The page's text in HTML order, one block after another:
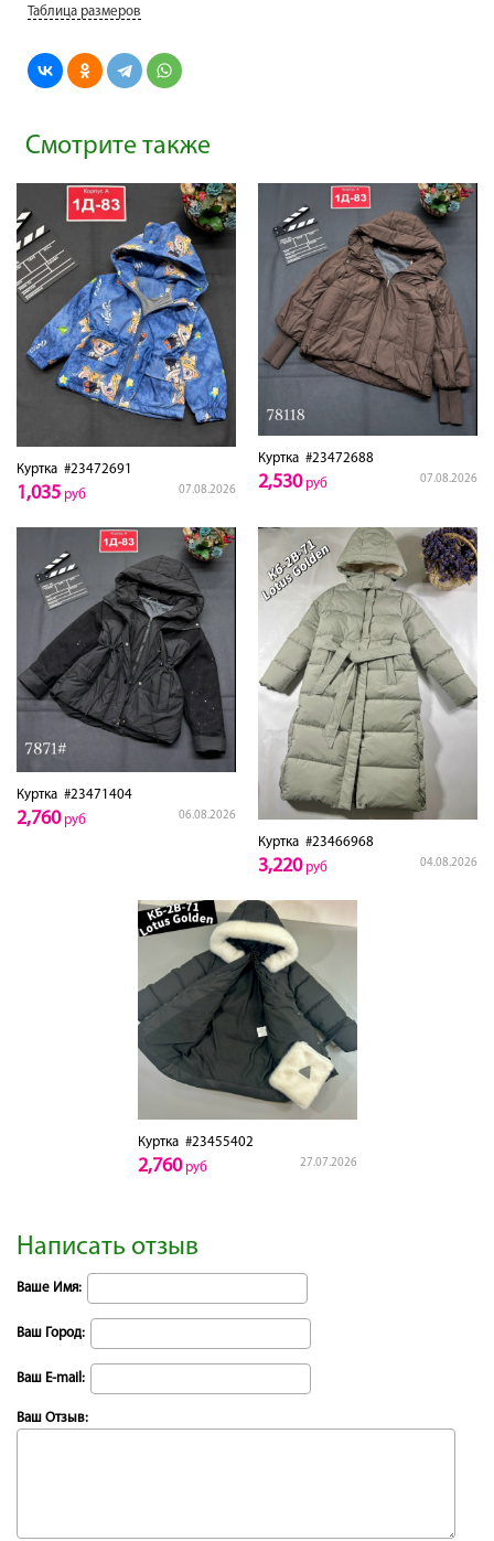
Таблица размеров
Смотрите также
Куртка #23472691
07.08.2026
1,035 руб
Куртка #23472688
07.08.2026
2,530руб
Куртка #23471404
06.08.2026
2,760руб
Куртка #23466968
04.08.2026
3,220руб
Куртка#23455402
27.07.2026
2,760руб
Написать отзыв
Ваше Имя:
Ваш Город:
Ваш E-mail:
Ваш Отзыв: